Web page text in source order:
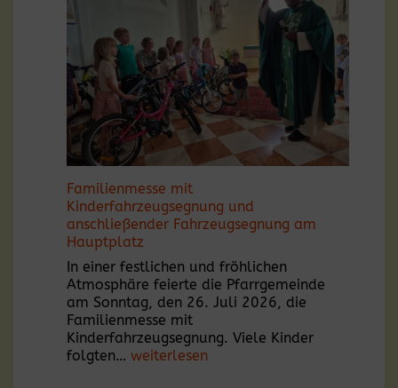
Familienmesse mit
Kinderfahrzeugsegnung und
anschließender Fahrzeugsegnung am
Hauptplatz
In einer festlichen und fröhlichen
Atmosphäre feierte die Pfarrgemeinde
am Sonntag, den 26. Juli 2026, die
Familienmesse mit
Kinderfahrzeugsegnung. Viele Kinder
folgten… Familienmesse
weiterlesen